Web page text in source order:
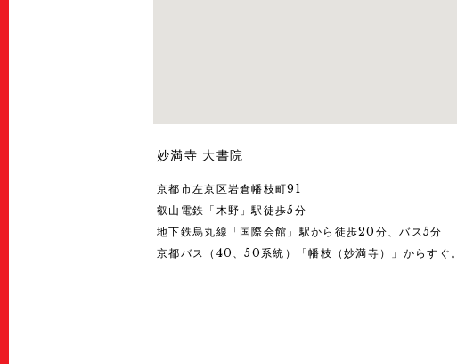
妙満寺 大書院
京都市左京区岩倉幡枝町91
叡山電鉄「木野」駅徒歩5分
地下鉄烏丸線「国際会館」駅から徒歩20分、バス5分
京都バス（40、50系統）「幡枝（妙満寺）」からすぐ。